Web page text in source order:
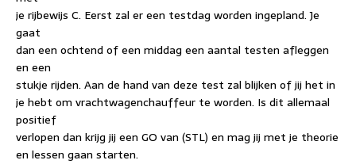
je rijbewijs C. Eerst zal er een testdag worden ingepland. Je
gaat
dan een ochtend of een middag een aantal testen afleggen
en een
stukje rijden. Aan de hand van deze test zal blijken of jij het in
je hebt om vrachtwagenchauffeur te worden. Is dit allemaal
positief
verlopen dan krijg jij een GO van (STL) en mag jij met je theorie
en lessen gaan starten.